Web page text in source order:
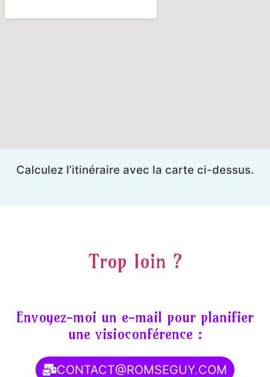
Calculez l’itinéraire avec la carte ci-dessus.
Trop loin ?
Envoyez-moi un e-mail pour planifier
une visioconférence :
CONTACT@ROMSEGUY.COM